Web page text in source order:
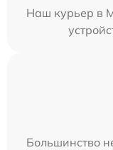
Наш курьер в
Большинство